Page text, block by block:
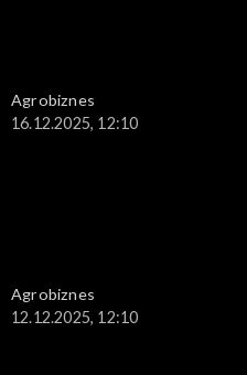
Agrobiznes
16.12.2025, 12:10
Agrobiznes
12.12.2025, 12:10